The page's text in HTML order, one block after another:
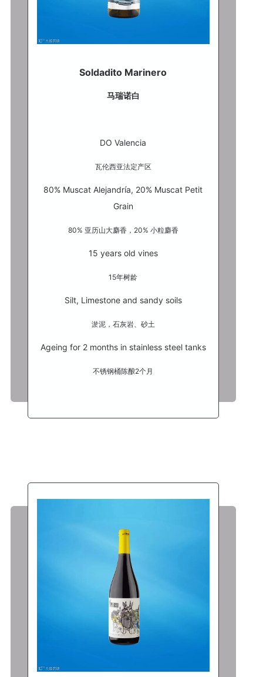
Soldadito Marinero
马瑞诺白
DO Valencia
瓦伦西亚法定产区
80% Muscat Alejandría, 20% Muscat Petit
Grain
80% 亚历山大麝香，20% 小粒麝香
15 years old vines
15年树龄
Silt, Limestone and sandy soils
淤泥，石灰岩、砂土
Ageing for 2 months in stainless steel tanks
不锈钢桶陈酿2个月